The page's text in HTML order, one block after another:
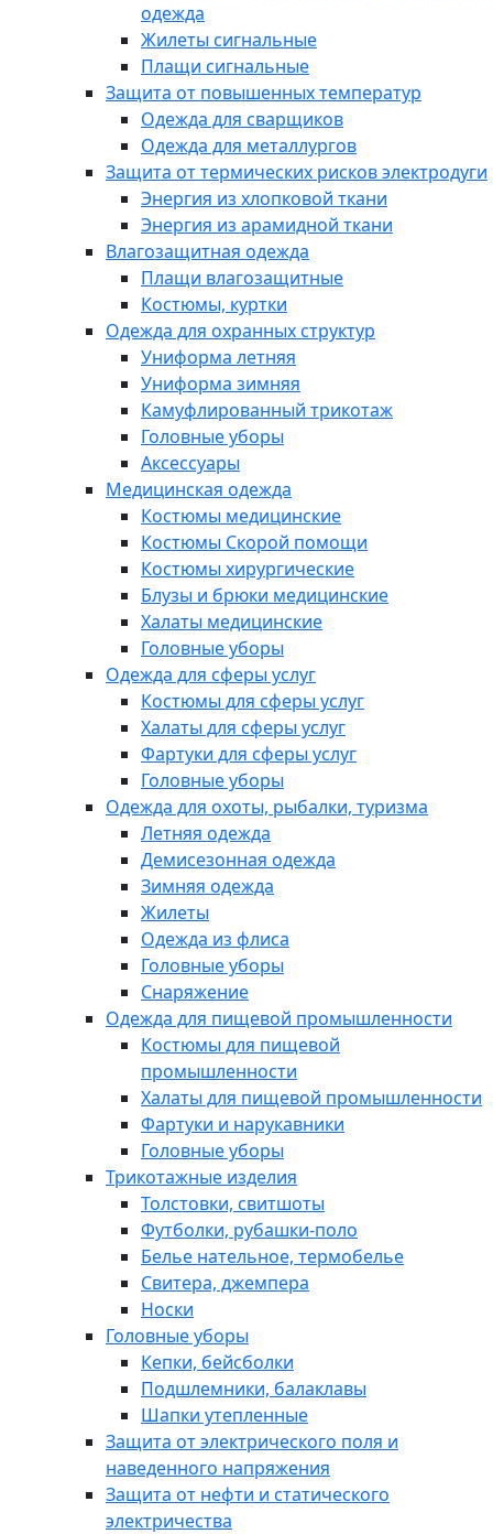
одежда
Жилеты сигнальные
Плащи сигнальные
Защита от повышенных температур
Одежда для сварщиков
Одежда для металлургов
Защита от термических рисков электродуги
Энергия из хлопковой ткани
Энергия из арамидной ткани
Влагозащитная одежда
Плащи влагозащитные
Костюмы, куртки
Одежда для охранных структур
Униформа летняя
Униформа зимняя
Камуфлированный трикотаж
Головные уборы
Аксессуары
Медицинская одежда
Костюмы медицинские
Костюмы Скорой помощи
Костюмы хирургические
Блузы и брюки медицинские
Халаты медицинские
Головные уборы
Одежда для сферы услуг
Костюмы для сферы услуг
Халаты для сферы услуг
Фартуки для сферы услуг
Головные уборы
Одежда для охоты, рыбалки, туризма
Летняя одежда
Демисезонная одежда
Зимняя одежда
Жилеты
Одежда из флиса
Головные уборы
Снаряжение
Одежда для пищевой промышленности
Костюмы для пищевой
промышленности
Халаты для пищевой промышленности
Фартуки и нарукавники
Головные уборы
Трикотажные изделия
Толстовки, свитшоты
Футболки, рубашки-поло
Белье нательное, термобелье
Свитера, джемпера
Носки
Головные уборы
Кепки, бейсболки
Подшлемники, балаклавы
Шапки утепленные
Защита от электрического поля и
наведенного напряжения
Защита от нефти и статического
электричества